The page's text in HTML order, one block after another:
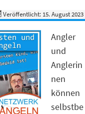
Veröffentlicht: 15. August 2023
Angler
und
Anglerin
nen
können
selbstbe